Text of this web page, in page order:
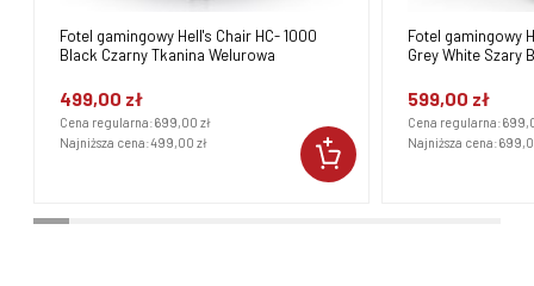
Fotel gamingowy Hell's Chair HC- 1000
Black Czarny Tkanina Welurowa
499,00 zł
Cena regularna:699,00 zł
Najniższa cena:499,00 zł
Fotel gamingowy
Grey White Szary
599,00 zł
Cena regularna:
Najniższa cena: